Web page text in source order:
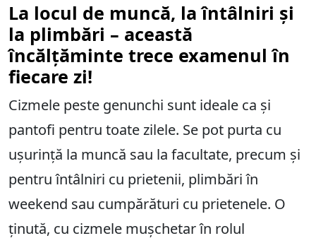
La locul de muncă, la întâlniri și
la plimbări – această
încălțăminte trece examenul în
fiecare zi!
Cizmele peste genunchi sunt ideale ca și
pantofi pentru toate zilele. Se pot purta cu
ușurință la muncă sau la facultate, precum și
pentru întâlniri cu prietenii, plimbări în
weekend sau cumpărături cu prietenele. O
ținută, cu cizmele mușchetar în rolul